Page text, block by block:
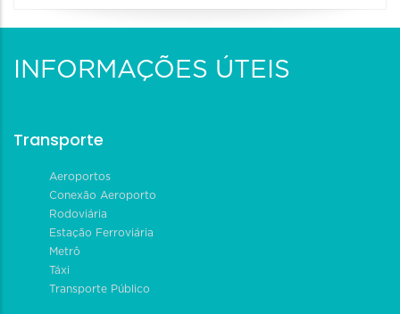
INFORMAÇÕES ÚTEIS
Transporte
Aeroportos
Conexão Aeroporto
Rodoviária
Estação Ferroviária
Metrô
Táxi
Transporte Público